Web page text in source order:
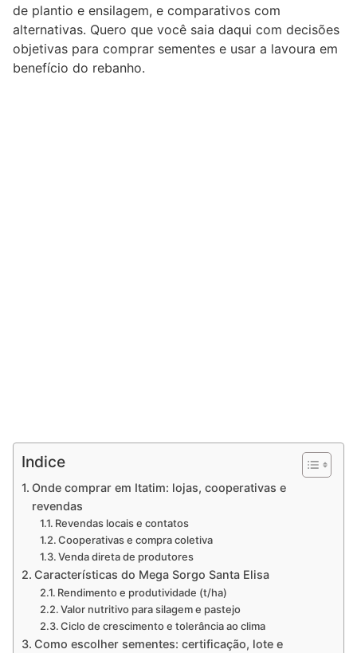
de plantio e ensilagem, e comparativos com
alternativas. Quero que você saia daqui com decisões
objetivas para comprar sementes e usar a lavoura em
benefício do rebanho.
Indice
Onde comprar em Itatim: lojas, cooperativas e
revendas
Revendas locais e contatos
Cooperativas e compra coletiva
Venda direta de produtores
Características do Mega Sorgo Santa Elisa
Rendimento e produtividade (t/ha)
Valor nutritivo para silagem e pastejo
Ciclo de crescimento e tolerância ao clima
Como escolher sementes: certificação, lote e